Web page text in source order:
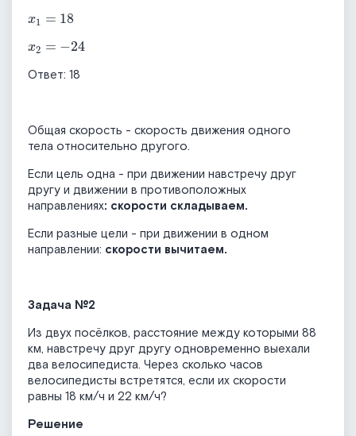
18
24
Ответ: 18
Общая скорость - скорость движения одного
тела относительно другого.
Если цель одна - при движении навстречу друг
другу и движении в противоположных
направлениях: скорости складываем.
Если разные цели - при движении в одном
направлении: скорости вычитаем.
Задача №2
Из двух посёлков, расстояние между которыми 88
км, навстречу друг другу одновременно выехали
два велосипедиста. Через сколько часов
велосипедисты встретятся, если их скорости
равны 18 км/ч и 22 км/ч?
Решение